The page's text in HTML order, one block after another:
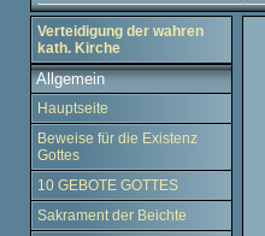
Verteidigung der wahren
kath. Kirche
Allgemein
Hauptseite
Beweise für die Existenz
Gottes
10 GEBOTE GOTTES
Sakrament der Beichte